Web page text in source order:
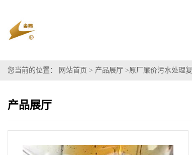
您当前的位置： 网站首页 > 产品展厅 >原厂廉价污水处理
产品展厅